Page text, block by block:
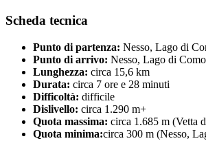
Scheda tecnica
Punto di partenza: Nesso, Lago di
Punto di arrivo: Nesso, Lago di
Lunghezza: circa 15,6 km
Durata: circa 7 ore e 28 minuti
Difficoltà: difficile
Dislivello: circa 1.290 m+
Quota massima: circa 1.685 m (Vetta
Quota minima:circa 300 m (Nesso,